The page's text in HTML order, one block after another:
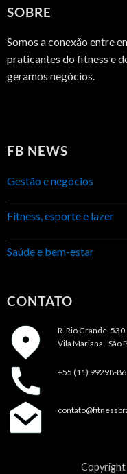
SOBRE
Somos a conexão entre
praticantes do fitness e
geramos negócios.
FB NEWS
Gestão e negócios
Fitness, esporte e lazer
Saúde e bem-estar
CONTATO
R. Rio Grande, 530
Vila Mariana - São
+55 (11) 99298-